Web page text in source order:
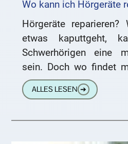
Wo kann ich Hörgeräte
Hörgeräte
etwas kaputtgeht,
Schwerhörigen eine
sein. Doch wo findet
Wer repariert
Hörgerätemechaniker?
ALLES LESEN ➔